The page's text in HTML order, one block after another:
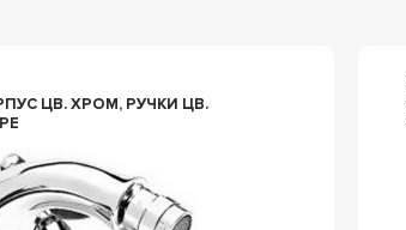
ЦВ. ХРОМ, РУЧКИ ЦВ.